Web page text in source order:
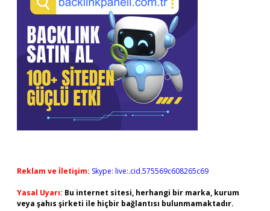
Reklam ve İletişim: Skype: live:.cid.575569c608265c69
Yasal Uyarı: Bu internet sitesi, herhangi bir marka, kurum
veya şahıs şirketi ile hiçbir bağlantısı bulunmamaktadır.